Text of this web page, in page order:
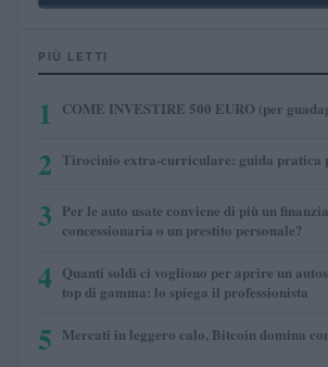
PIÙ LETTI
1 COME INVESTIRE 500 EURO (per
2 Tirocinio extra-curriculare: guida pratica
3 Per le auto usate conviene di più un
concessionaria o un prestito personale?
4 Quanti soldi ci vogliono per aprire un
top di gamma: lo spiega il professionista
5 Mercati in leggero calo, Bitcoin domina